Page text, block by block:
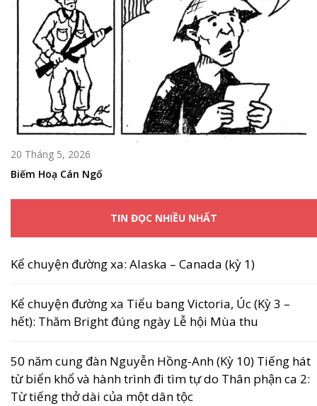
20 Tháng 5, 2026
Biếm Hoạ Cán Ngố
TIN ĐỌC NHIỀU NHẤT
Kể chuyện đường xa: Alaska – Canada (kỳ 1)
Kể chuyện đường xa Tiểu bang Victoria, Úc (Kỳ 3 –
hết): Thăm Bright đúng ngày Lễ hội Mùa thu
50 năm cung đàn Nguyễn Hồng-Anh (Kỳ 10) Tiếng hát
từ biển khổ và hành trình đi tìm tự do Thân phận ca 2:
Từ tiếng thở dài của một dân tộc